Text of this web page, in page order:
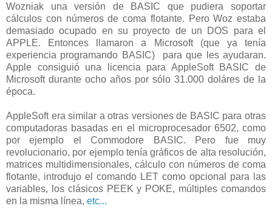
Wozniak una versión de BASIC que pudiera soportar
cálculos con números de coma flotante. Pero Woz estaba
demasiado ocupado en su proyecto de un DOS para el
APPLE. Entonces llamaron a Microsoft (que ya tenía
experiencia programando BASIC) para que les ayudaran.
Apple consiguió una licencia para AppleSoft BASIC de
Microsoft durante ocho años por sólo 31.000 doláres de la
época.
AppleSoft era similar a otras versiones de BASIC para otras
computadoras basadas en el microprocesador 6502, como
por ejemplo el Commodore BASIC. Pero fue muy
revolucionario, por ejemplo tenía gráficos de alta resolución,
matrices multidimensionales, cálculo con números de coma
flotante, introdujo el comando LET como opcional para las
variables, los clásicos PEEK y POKE, múltiples comandos
en la misma línea, etc...